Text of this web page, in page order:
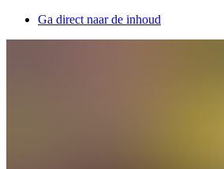
Ga direct naar de inhoud